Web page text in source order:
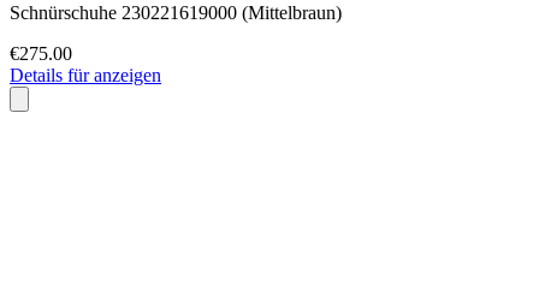
Schnürschuhe 230221619000 (Mittelbraun)
€275.00
Details für anzeigen